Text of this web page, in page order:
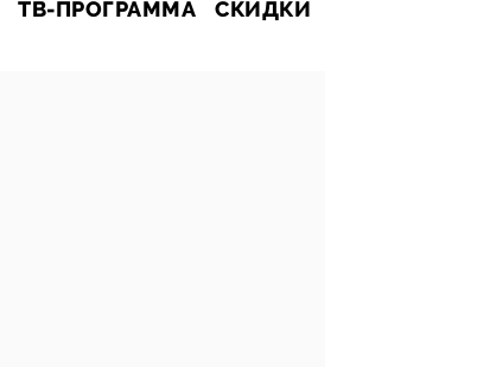
ТВ-ПРОГРАММА СКИДКИ